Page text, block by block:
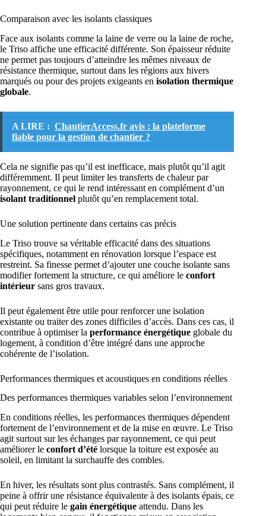
Comparaison avec les isolants classiques
Face aux isolants comme la laine de verre ou la laine de roche,
le Triso affiche une efficacité différente. Son épaisseur réduite
ne permet pas toujours d’atteindre les mêmes niveaux de
résistance thermique, surtout dans les régions aux hivers
marqués ou pour des projets exigeants en isolation thermique
globale.
A LIRE : ChantierAccess.fr avis : la plateforme
fiable pour la gestion de chantier ?
Cela ne signifie pas qu’il est inefficace, mais plutôt qu’il agit
différemment. Il peut limiter les transferts de chaleur par
rayonnement, ce qui le rend intéressant en complément d’un
isolant traditionnel plutôt qu’en remplacement total.
Une solution pertinente dans certains cas précis
Le Triso trouve sa véritable efficacité dans des situations
spécifiques, notamment en rénovation lorsque l’espace est
restreint. Sa finesse permet d’ajouter une couche isolante sans
modifier fortement la structure, ce qui améliore le confort
intérieur sans gros travaux.
Il peut également être utile pour renforcer une isolation
existante ou traiter des zones difficiles d’accès. Dans ces cas, il
contribue à optimiser la performance énergétique globale du
logement, à condition d’être intégré dans une approche
cohérente de l’isolation.
Performances thermiques et acoustiques en conditions réelles
Des performances thermiques variables selon l’environnement
En conditions réelles, les performances thermiques dépendent
fortement de l’environnement et de la mise en œuvre. Le Triso
agit surtout sur les échanges par rayonnement, ce qui peut
améliorer le confort d’été lorsque la toiture est exposée au
soleil, en limitant la surchauffe des combles.
En hiver, les résultats sont plus contrastés. Sans complément, il
peine à offrir une résistance équivalente à des isolants épais, ce
qui peut réduire le gain énergétique attendu. Dans les